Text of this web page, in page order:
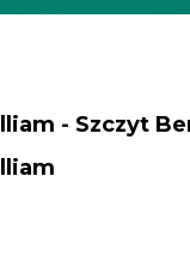
- Szczyt